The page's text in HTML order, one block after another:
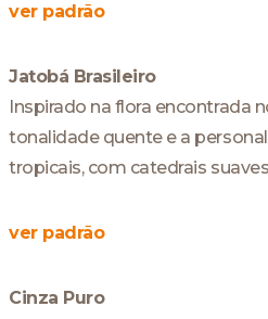
ver padrão
Jatobá Brasileiro
Inspirado na flora encontrada
tonalidade quente e a
tropicais, com catedrais
ver padrão
Cinza Puro